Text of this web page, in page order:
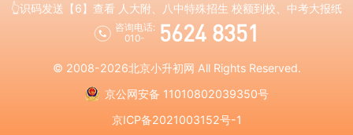
👆识码发送【6】查看 人大附、八中特殊招生 校额到校、中考大报纸
咨询电话:
010-
5624 8351
© 2008-2026北京小升初网 All Rights Reserved.
京公网安备 11010802039350号
京ICP备2021003152号-1